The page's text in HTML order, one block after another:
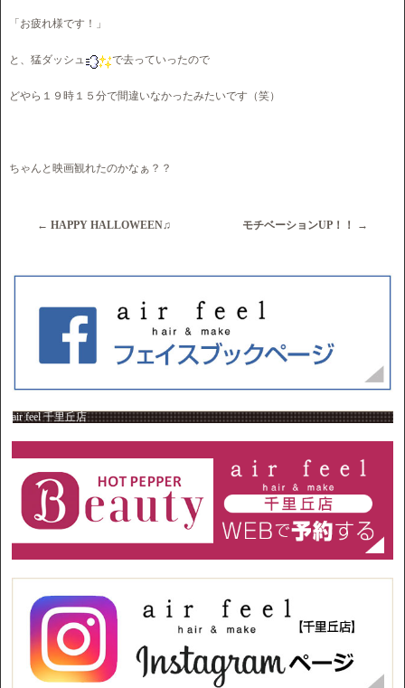
「お疲れ様です！」
と、猛ダッシュ で去っていったので
どやら１９時１５分で間違いなかったみたいです（笑）
ちゃんと映画観れたのかなぁ？？
← HAPPY HALLOWEEN♫ モチベーションUP！！ →
air feel 千里丘店